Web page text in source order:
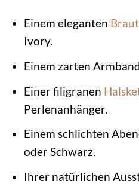
Einem eleganten
Ivory.
Einem zarten
Einer filigranen
Perlenanhänger.
Einem schlichten
oder Schwarz.
Ihrer natürlichen